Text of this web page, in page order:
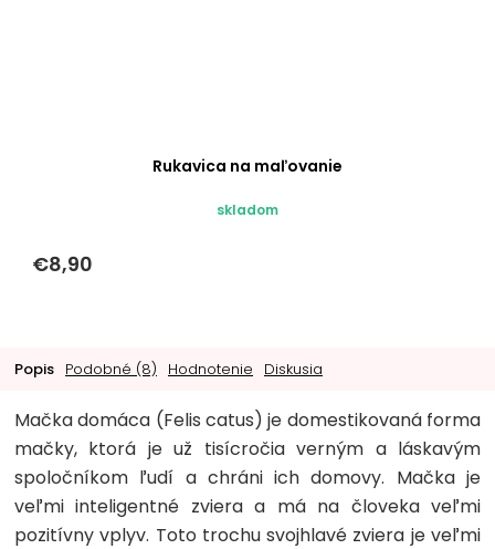
Rukavica na maľovanie
skladom
€8,90
Popis Podobné (8) Hodnotenie Diskusia
Mačka domáca (Felis catus) je domestikovaná forma
mačky, ktorá je už tisícročia verným a láskavým
spoločníkom ľudí a chráni ich domovy. Mačka je
veľmi inteligentné zviera a má na človeka veľmi
pozitívny vplyv. Toto trochu svojhlavé zviera je veľmi